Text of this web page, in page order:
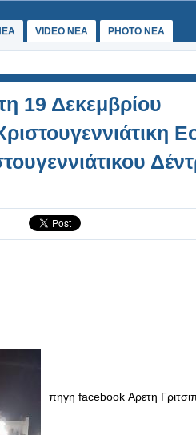
VIDEO NEA PHOTO NEA
19 Δεκεμβρίου
πηγη facebook Αρετη